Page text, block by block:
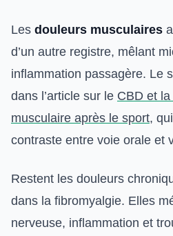
Les douleurs musculaires
d’un autre registre, mêlant
inflammation passagère. Le
dans l’article sur le CBD et
musculaire après le sport,
contraste entre voie orale et
Restent les douleurs
dans la fibromyalgie. Elles
nerveuse, inflammation et